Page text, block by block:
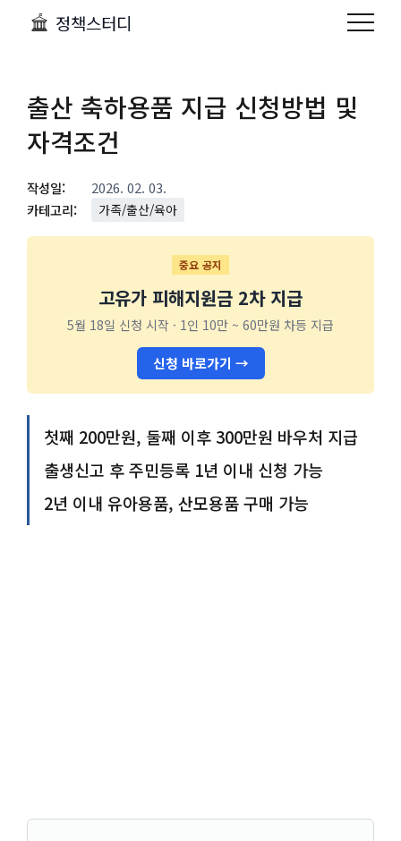
정책스터디
출산 축하용품 지급 신청방법 및
자격조건
작성일:
2026. 02. 03.
카테고리:
가족/출산/육아
중요 공지
고유가 피해지원금 2차 지급
5월 18일 신청 시작 · 1인 10만 ~ 60만원 차등 지급
신청 바로가기 →
첫째 200만원, 둘째 이후 300만원 바우처 지급
출생신고 후 주민등록 1년 이내 신청 가능
2년 이내 유아용품, 산모용품 구매 가능